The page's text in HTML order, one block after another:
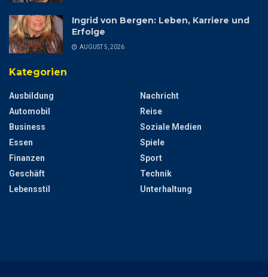
Ingrid von Bergen: Leben, Karriere und
Erfolge
AUGUST 5, 2026
Kategorien
Ausbildung
Automobil
Business
Essen
Finanzen
Geschäft
Lebensstil
Nachricht
Reise
Soziale Medien
Spiele
Sport
Technik
Unterhaltung